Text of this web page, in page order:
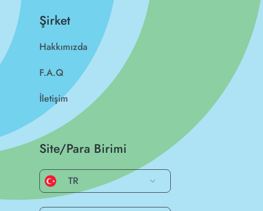
Şirket
Hakkımızda
F.A.Q
İletişim
Site/Para Birimi
TR